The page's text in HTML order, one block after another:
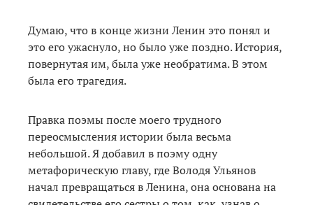
Думаю, что в конце жизни Ленин это понял и
это его ужаснуло, но было уже поздно. История,
повернутая им, была уже необратима. В этом
была его трагедия.
Правка поэмы после моего трудного
переосмысления истории была весьма
небольшой. Я добавил в поэму одну
метафорическую главу, где Володя Ульянов
начал превращаться в Ленина, она основана на